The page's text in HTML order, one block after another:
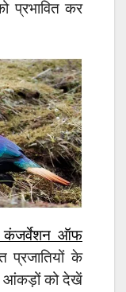
प्रभावित कर
कंजर्वेशन ऑफ
प्रजातियों के
आंकड़ों को देखें